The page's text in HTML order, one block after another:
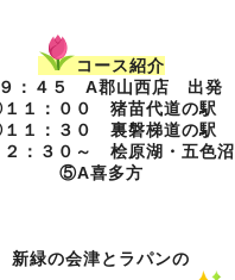
コース紹介
：４５ A郡山西店 出発
１：００ 猪苗代道の駅
１：３０ 裏磐梯道の駅
：３０～ 桧原湖・五色沼
⑤A喜多方
新緑の会津とラパンの